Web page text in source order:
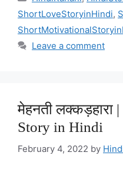
ShortLoveStoryinHindi,
Leave a comment
मेहनती लक्कड़हारा
Story in Hindi
February 4, 2022 by